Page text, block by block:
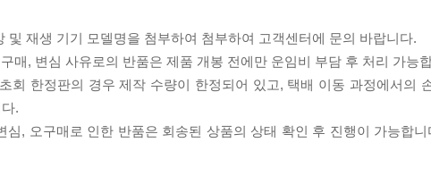
및 재생 기기 모델명을 첨부하여 첨부하여 고객센터에 문의 바랍니다.
매, 변심 사유로의 반품은 제품 개봉 전에만 운임비 부담 후 처리 가능
회 한정판의 경우 제작 수량이 한정되어 있고, 택배 이동 과정에서의
.
심, 오구매로 인한 반품은 회송된 상품의 상태 확인 후 진행이 가능합